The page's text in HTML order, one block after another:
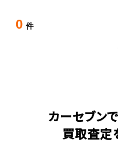
0 件
カーセブン
買取査定